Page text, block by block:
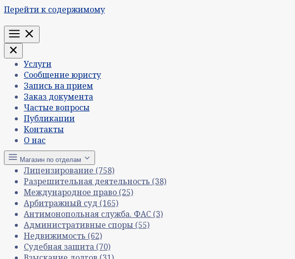
Перейти к содержимому
Меню
Услуги
Сообщение юристу
Запись на прием
Заказ документа
Частые вопросы
Публикации
Контакты
О нас
Магазин по отделам
Лицензирование (758)
Разрешительная деятельность (38)
Международное право (25)
Арбитражный суд (165)
Антимонопольная служба. ФАС (3)
Административные споры (55)
Недвижимость (62)
Судебная защита (70)